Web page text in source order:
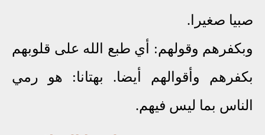
صبيا صغيرا .
وبكفرهم وقولهم: أي طبع الله على قلوبهم
بكفرهم وأقوالهم أيضا. بهتانا: هو رمي
الناس بما ليس فيهم.